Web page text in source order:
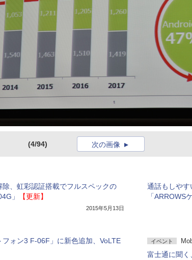
(4/94) 次の画像
除、虹彩認証搭載でフルスペックの
」
【更新】
2015年5月13日
通話もしや
「ARROWS
フォン3 F-06F」に新色追加、VoLTE
イベント
富士通に聞